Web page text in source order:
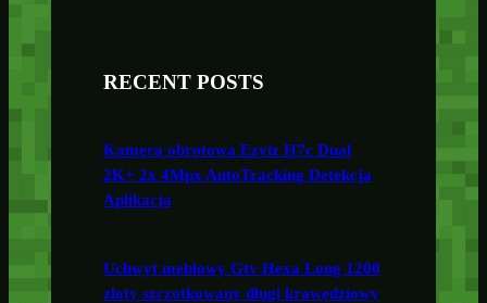
RECENT POSTS
Kamera obrotowa Ezviz H7c Dual
2K+ 2x 4Mpx AutoTracking Detekcja
Aplikacja
Uchwyt meblowy Gtv Hexa Long 1200
złoty szczotkowany długi krawędziowy